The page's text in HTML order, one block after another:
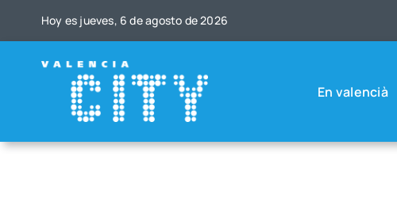
Hoy es jue­ves, 6 de agos­to de 2026
En valen­cià